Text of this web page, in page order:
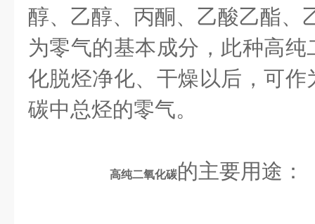
醇、乙醇、丙酮、乙酸乙酯、
为零气的基本成分，此种高
化脱烃净化、干燥以后，可
碳中总烃的零气。
高纯二氧化碳的主要用途：